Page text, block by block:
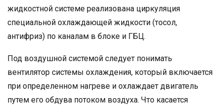
жидкостной системе реализована циркуляция
специальной охлаждающей жидкости (тосол,
антифриз) по каналам в блоке и ГБЦ.
Под воздушной системой следует понимать
вентилятор системы охлаждения, который включается
при определенном нагреве и охлаждает двигатель
путем его обдува потоком воздуха. Что касается